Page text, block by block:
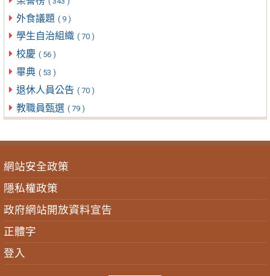
外食議題 ( 9 )
學生自治組織 ( 70 )
校慶 ( 56 )
畢典 ( 53 )
退休人員公告 ( 70 )
教職員甄選 ( 79 )
網站安全政策
隱私權政策
政府網站開放資料宣告
正體字
登入